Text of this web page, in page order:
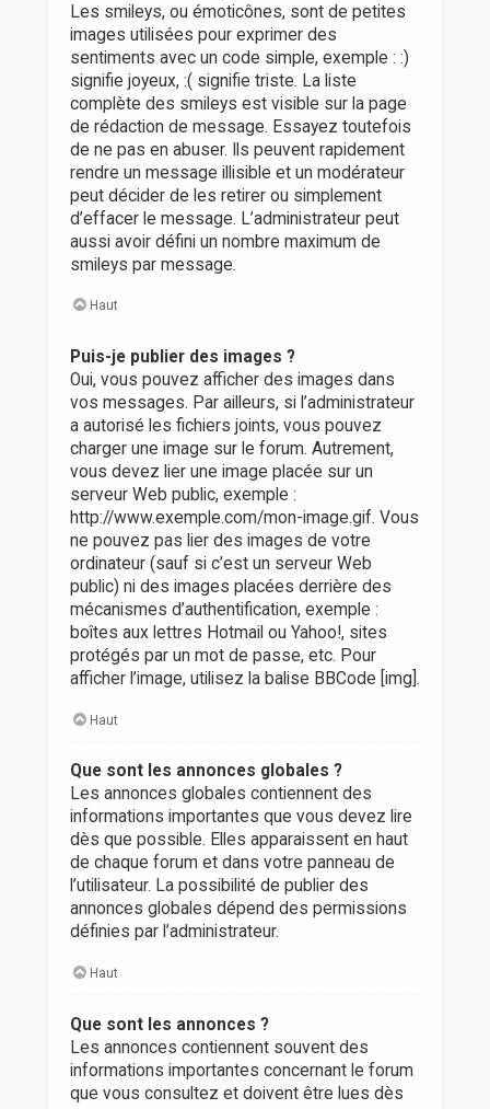
Les smileys, ou émoticônes, sont de petites
images utilisées pour exprimer des
sentiments avec un code simple, exemple : :)
signifie joyeux, :( signifie triste. La liste
complète des smileys est visible sur la page
de rédaction de message. Essayez toutefois
de ne pas en abuser. Ils peuvent rapidement
rendre un message illisible et un modérateur
peut décider de les retirer ou simplement
d’effacer le message. L’administrateur peut
aussi avoir défini un nombre maximum de
smileys par message.
Haut
Puis-je publier des images ?
Oui, vous pouvez afficher des images dans
vos messages. Par ailleurs, si l’administrateur
a autorisé les fichiers joints, vous pouvez
charger une image sur le forum. Autrement,
vous devez lier une image placée sur un
serveur Web public, exemple :
http://www.exemple.com/mon-image.gif. Vous
ne pouvez pas lier des images de votre
ordinateur (sauf si c’est un serveur Web
public) ni des images placées derrière des
mécanismes d’authentification, exemple :
boîtes aux lettres Hotmail ou Yahoo!, sites
protégés par un mot de passe, etc. Pour
afficher l’image, utilisez la balise BBCode [img].
Haut
Que sont les annonces globales ?
Les annonces globales contiennent des
informations importantes que vous devez lire
dès que possible. Elles apparaissent en haut
de chaque forum et dans votre panneau de
l’utilisateur. La possibilité de publier des
annonces globales dépend des permissions
définies par l’administrateur.
Haut
Que sont les annonces ?
Les annonces contiennent souvent des
informations importantes concernant le forum
que vous consultez et doivent être lues dès